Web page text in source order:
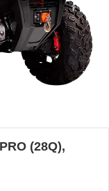
(28Q),